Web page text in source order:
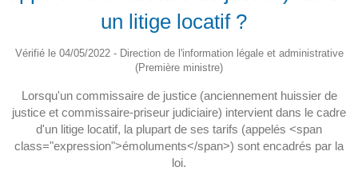
un litige locatif ?
Vérifié le 04/05/2022 - Direction de l'information légale et administrative
(Première ministre)
Lorsqu'un commissaire de justice (anciennement huissier de
justice et commissaire-priseur judiciaire) intervient dans le cadre
d'un litige locatif, la plupart de ses tarifs (appelés <span
class="expression">émoluments</span>) sont encadrés par la
loi.